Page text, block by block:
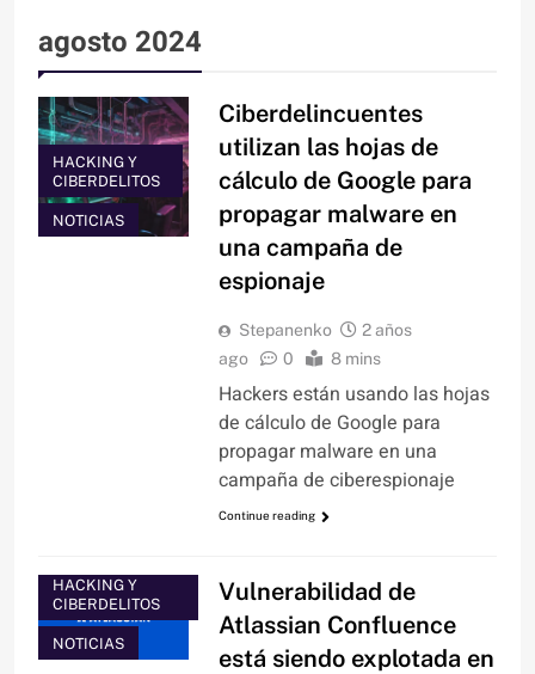
agosto 2024
HACKING Y
CIBERDELITOS
NOTICIAS
Ciberdelincuentes
utilizan las hojas de
cálculo de Google para
propagar malware en
una campaña de
espionaje
Stepanenko
2 años
ago
0 8 mins
Hackers están usando las hojas
de cálculo de Google para
propagar malware en una
campaña de ciberespionaje
Continue reading
HACKING Y
CIBERDELITOS
NOTICIAS
Vulnerabilidad de
Atlassian Confluence
está siendo explotada en